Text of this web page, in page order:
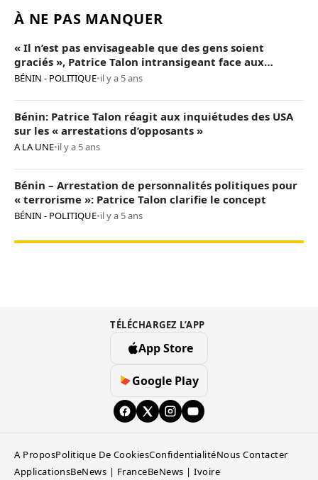
À NE PAS MANQUER
« Il n’est pas envisageable que des gens soient
graciés », Patrice Talon intransigeant face aux
« opposants terroristes »
BÉNIN - POLITIQUE•il y a 5 ans
Bénin: Patrice Talon réagit aux inquiétudes des USA
sur les « arrestations d’opposants »
A LA UNE•il y a 5 ans
Bénin – Arrestation de personnalités politiques pour
« terrorisme »: Patrice Talon clarifie le concept
BÉNIN - POLITIQUE•il y a 5 ans
TÉLÉCHARGEZ L’APP
App Store
Google Play
A ProposPolitique De CookiesConfidentialitéNous Contacter
ApplicationsBeNews | FranceBeNews | Ivoire